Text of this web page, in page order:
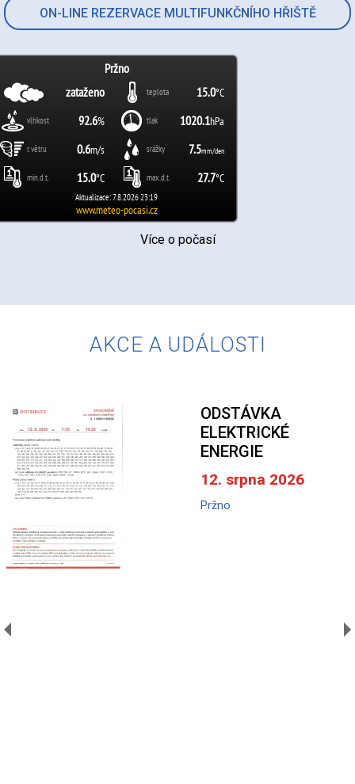
ON-LINE REZERVACE MULTIFUNKČNÍHO HŘIŠTĚ
Více o počasí
AKCE A UDÁLOSTI
ODSTÁVKA
ELEKTRICKÉ
ENERGIE
12. srpna 2026
Pržno